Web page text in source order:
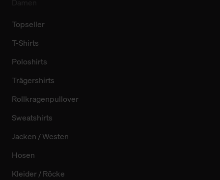
Topseller
T-Shirts
Poloshirts
Trägershirts
Rollkragenpullover
Sweatshirts
Jacken / Westen
Hosen
Kleider / Röcke